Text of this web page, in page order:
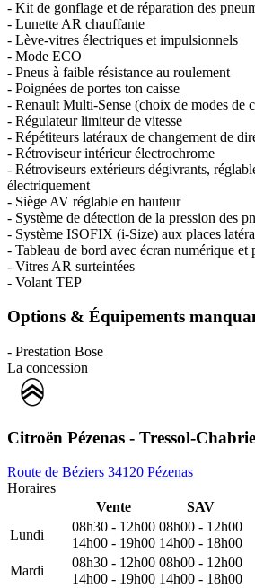
- Kit de gonflage et de réparation des
- Lunette AR chauffante
- Lève-vitres électriques et impulsionnels
- Mode ECO
- Pneus à faible résistance au roulement
- Poignées de portes ton caisse
- Renault Multi-Sense (choix de modes de
- Régulateur limiteur de vitesse
- Répétiteurs latéraux de changement de
- Rétroviseur intérieur électrochrome
- Rétroviseurs extérieurs dégivrants,
électriquement
- Siège AV réglable en hauteur
- Système de détection de la pression des
- Système ISOFIX (i-Size) aux places
- Tableau de bord avec écran numérique et
- Vitres AR surteintées
- Volant TEP
Options & Équipements
- Prestation Bose
La concession
Citroën Pézenas - Tressol-
Route de Béziers 34120 Pézenas
Horaires
Vente
SAV
Lundi
08h30 - 12h00
14h00 - 19h00
08h00 - 12h00
14h00 - 18h00
Mardi
08h30 - 12h00
14h00 - 19h00
08h00 - 12h00
14h00 - 18h00